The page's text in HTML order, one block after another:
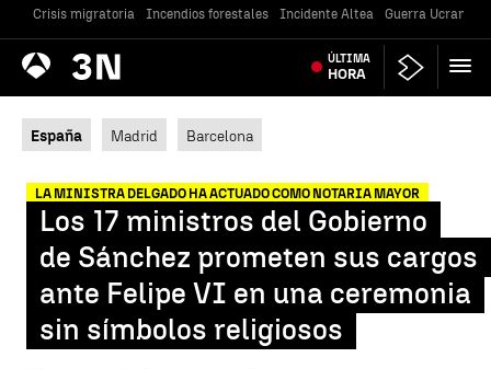
Crisis migratoria Incendios forestales Incidente Altea Guerra Ucrania
Antena
3 Noticias ÚLTIMA
HORA
España Madrid Barcelona
LA MINISTRA DELGADO HA ACTUADO COMO NOTARIA MAYOR
Los 17 ministros del Gobierno
de Sánchez prometen sus cargos
ante Felipe VI en una ceremonia
sin símbolos religiosos